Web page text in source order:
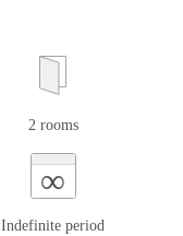
2 rooms
∞
Indefinite period